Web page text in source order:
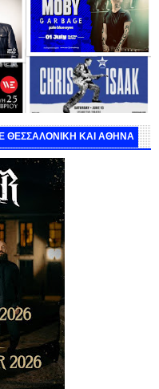
ΘΕΣΣΑΛΟΝΙΚΗ ΚΑΙ ΑΘΗΝΑ